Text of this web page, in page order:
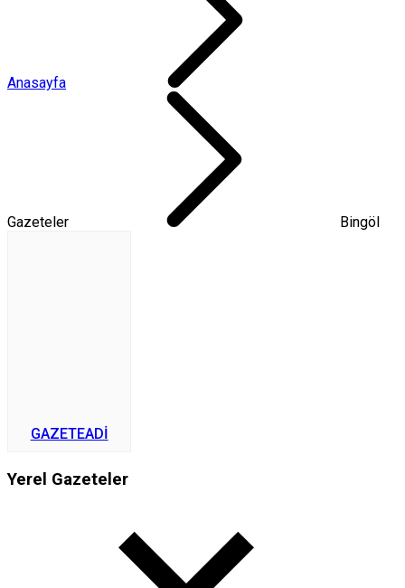
Anasayfa
Gazeteler Bingöl
GAZETEADI
Yerel Gazeteler